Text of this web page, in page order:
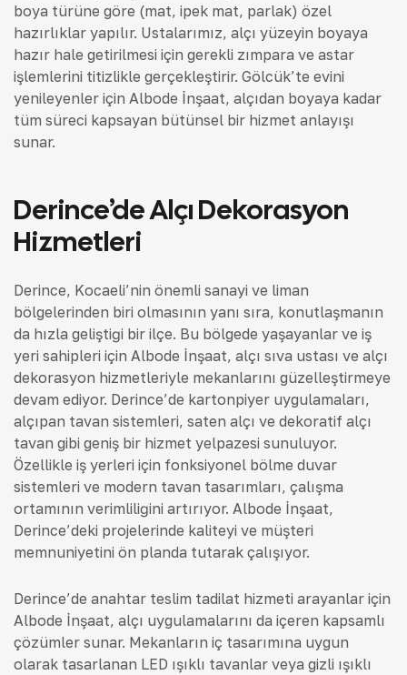
boya türüne göre (mat, ipek mat, parlak) özel
hazırlıklar yapılır. Ustalarımız, alçı yüzeyin boyaya
hazır hale getirilmesi için gerekli zımpara ve astar
işlemlerini titizlikle gerçekleştirir. Gölcük’te evini
yenileyenler için Albode İnşaat, alçıdan boyaya kadar
tüm süreci kapsayan bütünsel bir hizmet anlayışı
sunar.
Derince’de Alçı Dekorasyon
Hizmetleri
Derince, Kocaeli’nin önemli sanayi ve liman
bölgelerinden biri olmasının yanı sıra, konutlaşmanın
da hızla geliştiği bir ilçe. Bu bölgede yaşayanlar ve iş
yeri sahipleri için Albode İnşaat, alçı sıva ustası ve alçı
dekorasyon hizmetleriyle mekanlarını güzelleştirmeye
devam ediyor. Derince’de kartonpiyer uygulamaları,
alçıpan tavan sistemleri, saten alçı ve dekoratif alçı
tavan gibi geniş bir hizmet yelpazesi sunuluyor.
Özellikle iş yerleri için fonksiyonel bölme duvar
sistemleri ve modern tavan tasarımları, çalışma
ortamının verimliliğini artırıyor. Albode İnşaat,
Derince’deki projelerinde kaliteyi ve müşteri
memnuniyetini ön planda tutarak çalışıyor.
Derince’de anahtar teslim tadilat hizmeti arayanlar için
Albode İnşaat, alçı uygulamalarını da içeren kapsamlı
çözümler sunar. Mekanların iç tasarımına uygun
olarak tasarlanan LED ışıklı tavanlar veya gizli ışıklı